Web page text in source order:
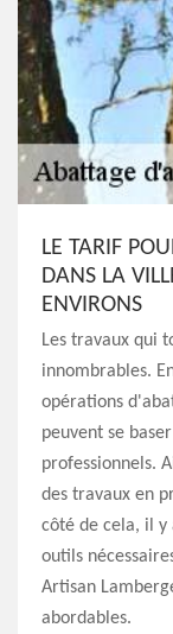
LE TARIF
DANS LA
ENVIRONS
Les travaux qui
innombrables.
opérations
peuvent se
professionnels.
des travaux en
côté de cela, il y
outils
Artisan
abordables.